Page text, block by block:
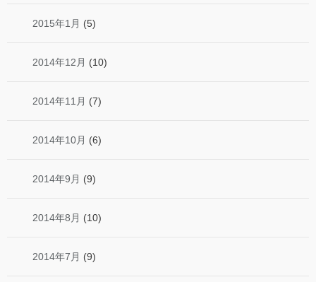
2015年1月 (5)
2014年12月 (10)
2014年11月 (7)
2014年10月 (6)
2014年9月 (9)
2014年8月 (10)
2014年7月 (9)